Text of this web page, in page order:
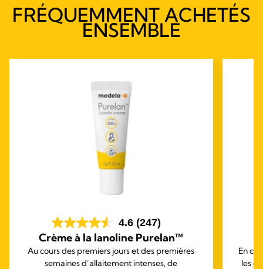
FRÉQUEMMENT ACHETÉS
ENSEMBLE
4.6 (247)
Crème à la lanoline Purelan™
Au cours des premiers jours et des premières
semaines d’allaitement intenses, de
En
les